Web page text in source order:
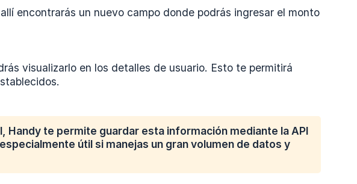
encontrarás un nuevo campo donde podrás ingresar el monto
visualizarlo en los detalles de usuario. Esto te permitirá
te permite guardar esta información mediante la API
útil si manejas un gran volumen de datos y